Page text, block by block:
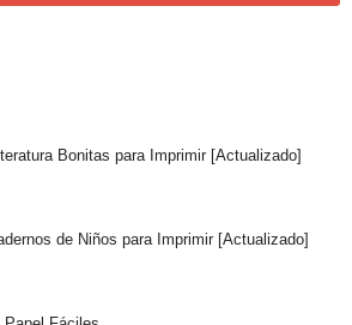
Bonitas para Imprimir [Actualizado]
de Niños para Imprimir [Actualizado]